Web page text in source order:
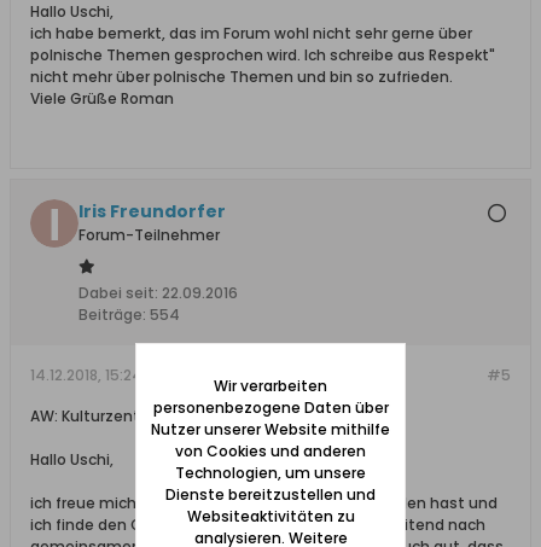
Hallo Uschi,
ich habe bemerkt, das im Forum wohl nicht sehr gerne über
polnische Themen gesprochen wird. Ich schreibe aus Respekt"
nicht mehr über polnische Themen und bin so zufrieden.
Viele Grüße Roman
Iris Freundorfer
Forum-Teilnehmer
Dabei seit: 22.09.2016
Beiträge: 554
#5
14.12.2018, 15:24
AW: Kulturzentrum in Ohra bittet um Themen
Hallo Uschi,
ich freue mich, dass du den Weg ins Forum gefunden hast und
ich finde den Gedanken sehr gut, "grenzüberschreitend nach
Wir verarbeiten
personenbezogene Daten über
Nutzer unserer Website mithilfe
von Cookies und anderen
Technologien, um unsere
Dienste bereitzustellen und
Websiteaktivitäten zu
analysieren. Weitere